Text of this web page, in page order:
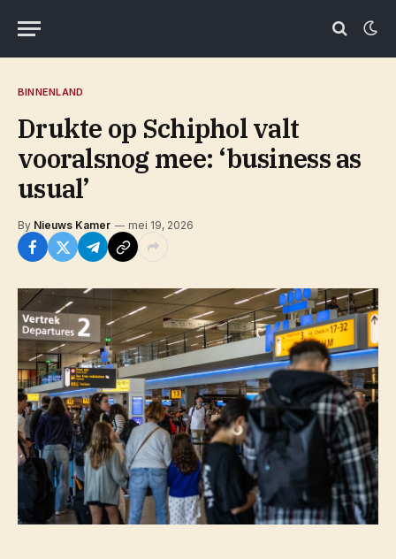
BINNENLAND
Drukte op Schiphol valt
vooralsnog mee: ‘business as
usual’
By Nieuws Kamer mei 19, 2026